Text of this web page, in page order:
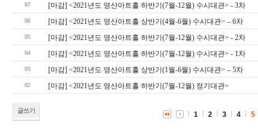
97 [마감] <2021년도 영산아트홀 하반기(7월-12월) 수시대관> - 3차
96 [마감] <2021년도 영산아트홀 상반기(4월-6월) 수시대관> – 6차
95 [마감] <2021년도 영산아트홀 하반기(7월-12월) 수시대관> - 2차
94 [마감] <2021년도 영산아트홀 하반기(7월-12월) 수시대관> - 1차
93 [마감] <2021년도 영산아트홀 상반기(1월-6월) 수시대관> – 5차
92 [마감] <2021년도 영산아트홀 하반기(7월-12월) 정기대관>
글쓰기 1 2 3 4 5